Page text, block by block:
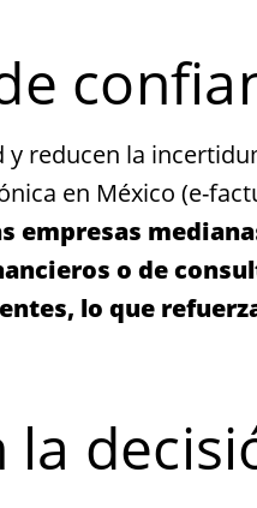
reducen la
en México (e-
empresas
o de
lo que